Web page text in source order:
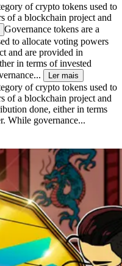
of crypto tokens used to
of a blockchain project and
Governance tokens are a
to allocate voting powers
and are provided in
in terms of invested
Ler mais
of crypto tokens used to
of a blockchain project and
done, either in terms
While governance...